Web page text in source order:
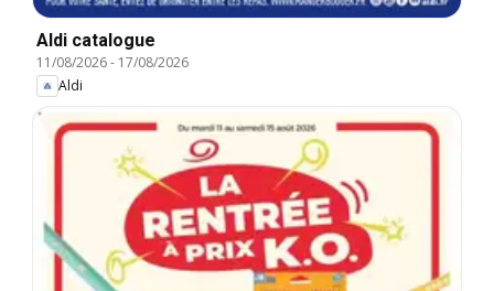
Aldi catalogue
11/08/2026- 17/08/2026
Aldi